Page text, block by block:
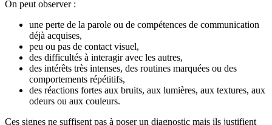
On peut observer :
une perte de la parole ou de compétences de communication
déjà acquises,
peu ou pas de contact visuel,
des difficultés à interagir avec les autres,
des intérêts très intenses, des routines marquées ou des
comportements répétitifs,
des réactions fortes aux bruits, aux lumières, aux textures, aux
odeurs ou aux couleurs.
Ces signes ne suffisent pas à poser un diagnostic mais ils justifient